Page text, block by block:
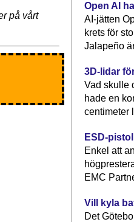
på vårt
Open AI
AI-jätten
krets för
Jalapeño
3D-lidar
Vad skulle
hade en
centimeter
ESD-
Enkel att
EMC
Vill kyla
Det